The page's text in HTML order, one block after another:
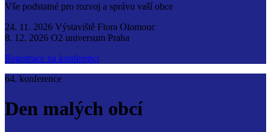
Vše podstatné pro rozvoj a správu vaší obce
24. 11. 2026 Výstaviště Flora Olomouc
8. 12. 2026 O2 universum Praha
Registrace na konferenci
64. konference
Den malých obcí